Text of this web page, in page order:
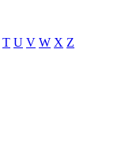
T U V W X Z